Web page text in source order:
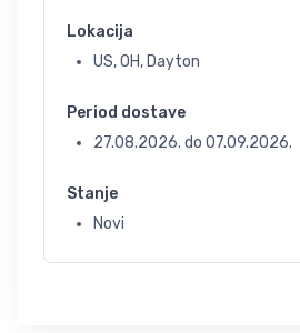
Lokacija
US, OH, Dayton
Period dostave
27.08.2026. do 07.09.2026.
Stanje
Novi